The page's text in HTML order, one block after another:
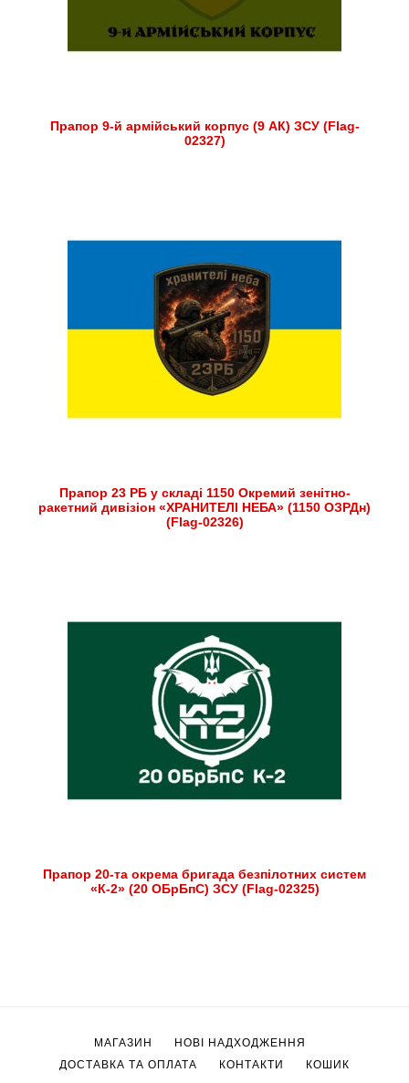
Прапор 9-й армійський корпус (9 АК) ЗСУ (Flag-
02327)
Прапор 23 РБ у складі 1150 Окремий зенітно-
ракетний дивізіон «ХРАНИТЕЛІ НЕБА» (1150 ОЗРДн)
(Flag-02326)
Прапор 20-та окрема бригада безпілотних систем
«К-2» (20 ОБрБпС) ЗСУ (Flag-02325)
МАГАЗИН
НОВІ НАДХОДЖЕННЯ
ДОСТАВКА ТА ОПЛАТА
КОНТАКТИ КОШИК